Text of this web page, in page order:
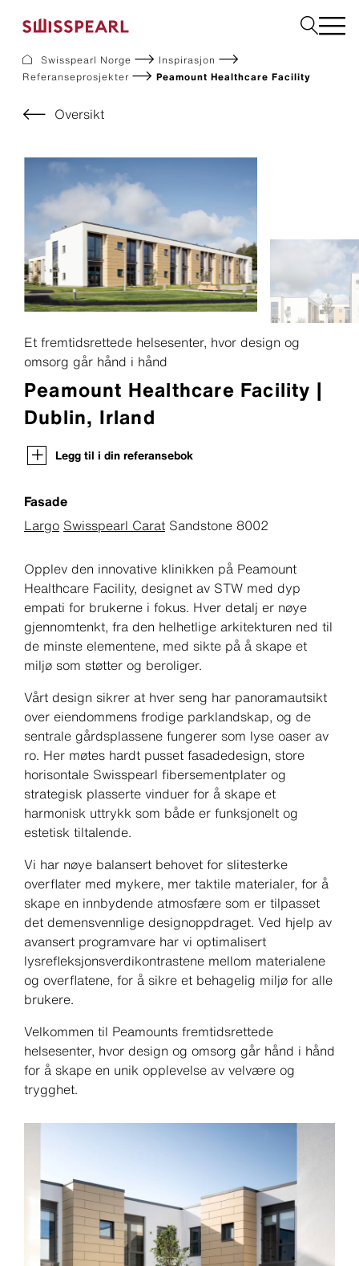
Om oss
Rådgivning
Inspirasjon
Nedlastninger og dokumentasjon
Bærekraft
Fasade
Bygningsplater
Bestill produktprøver
Swisspearl Norge
Inspirasjon
Referanseprosjekter
Peamount Healthcare Facility
Oversikt
Et fremtidsrettede helsesenter, hvor design og
omsorg går hånd i hånd
Peamount Healthcare Facility |
Dublin, Irland
Legg til i din referansebok
Fasade
Largo Swisspearl Carat Sandstone 8002
Opplev den innovative klinikken på Peamount
Healthcare Facility, designet av STW med dyp
empati for brukerne i fokus. Hver detalj er nøye
gjennomtenkt, fra den helhetlige arkitekturen ned til
de minste elementene, med sikte på å skape et
miljø som støtter og beroliger.
Vårt design sikrer at hver seng har panoramautsikt
over eiendommens frodige parklandskap, og de
sentrale gårdsplassene fungerer som lyse oaser av
ro. Her møtes hardt pusset fasadedesign, store
horisontale Swisspearl fibersementplater og
strategisk plasserte vinduer for å skape et
harmonisk uttrykk som både er funksjonelt og
estetisk tiltalende.
Vi har nøye balansert behovet for slitesterke
overflater med mykere, mer taktile materialer, for å
skape en innbydende atmosfære som er tilpasset
det demensvennlige designoppdraget. Ved hjelp av
avansert programvare har vi optimalisert
lysrefleksjonsverdikontrastene mellom materialene
og overflatene, for å sikre et behagelig miljø for alle
brukere.
Velkommen til Peamounts fremtidsrettede
helsesenter, hvor design og omsorg går hånd i hånd
for å skape en unik opplevelse av velvære og
trygghet.